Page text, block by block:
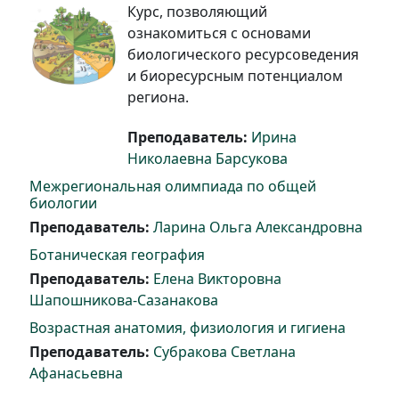
Курс, позволяющий
ознакомиться с основами
биологического ресурсоведения
и биоресурсным потенциалом
региона.
Преподаватель: Ирина
Николаевна Барсукова
Межрегиональная олимпиада по общей
биологии
Преподаватель: Ларина Ольга Александровна
Ботаническая география
Преподаватель: Елена Викторовна
Шапошникова-Сазанакова
Возрастная анатомия, физиология и гигиена
Преподаватель: Субракова Светлана
Афанасьевна